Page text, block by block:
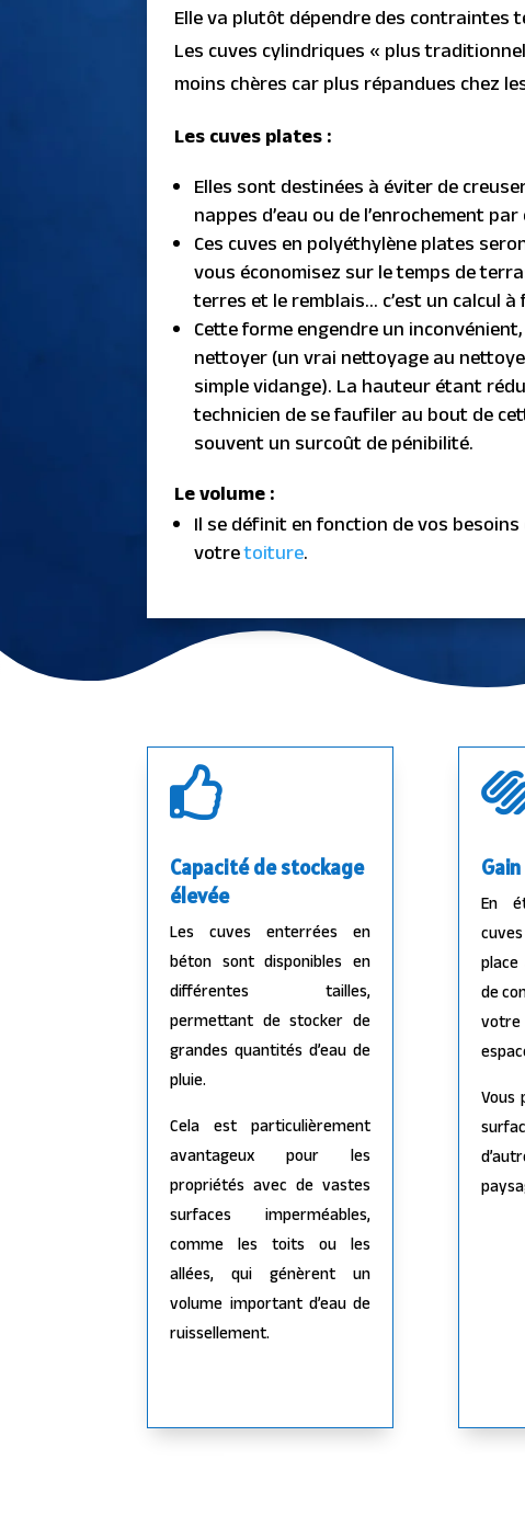
Elle va plutôt dépendre des contraintes
Les cuves cylindriques « plus
moins chères car plus répandues chez
Les cuves plates :
Elles sont destinées à éviter de
nappes d’eau ou de l’enrochement
Ces cuves en polyéthylène plates
vous économisez sur le temps de
terres et le remblais… c’est un calcul à
Cette forme engendre un
nettoyer (un vrai nettoyage au
simple vidange). La hauteur étant
technicien de se faufiler au bout de
souvent un surcoût de pénibilité.
Le volume :
Il se définit en fonction de vos
votretoiture.

Capacité de stockage
élevée
Les cuves enterrées en
béton sont disponibles en
différentes tailles,
permettant de stocker de
grandes quantités d’eau de
pluie.
Cela est particulièrement
avantageux pour les
propriétés avec de vastes
surfaces imperméables,
comme les toits ou les
allées, qui génèrent un
volume important d’eau de
ruissellement.
En
de
Vous